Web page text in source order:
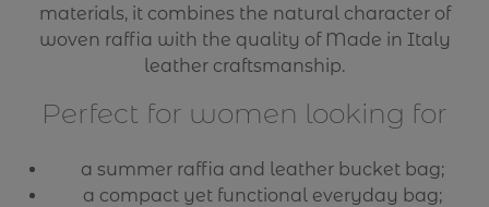
materials, it combines the natural character of
woven raffia with the quality of Made in Italy
leather craftsmanship.
Perfect for women looking for
a summer raffia and leather bucket bag;
a compact yet functional everyday bag;